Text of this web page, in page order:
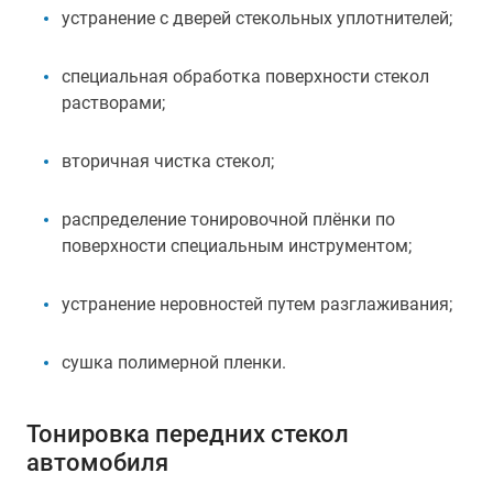
устранение с дверей стекольных уплотнителей;
специальная обработка поверхности стекол
растворами;
вторичная чистка стекол;
распределение тонировочной плёнки по
поверхности специальным инструментом;
устранение неровностей путем разглаживания;
сушка полимерной пленки.
Тонировка передних стекол
автомобиля